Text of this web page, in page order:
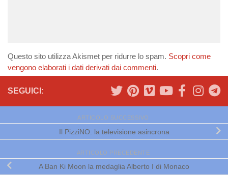
Questo sito utilizza Akismet per ridurre lo spam. Scopri come
vengono elaborati i dati derivati dai commenti.
SEGUICI:
ARTICOLO SUCCESSIVO
Il PizziNO: la televisione asincrona
ARTICOLO PRECEDENTE
A Ban Ki Moon la medaglia Alberto I di Monaco